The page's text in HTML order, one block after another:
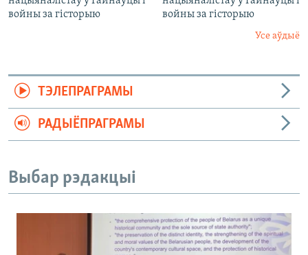
войны за гісторыю
войны за гісторыю
Усе аўдыё
ТЭЛЕПРАГРАМЫ
РАДЫЁПРАГРАМЫ
Выбар рэдакцыі